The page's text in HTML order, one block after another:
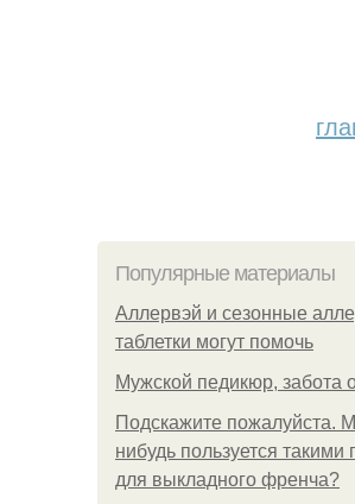
Популярные материалы
Аллервэй и сезонные
таблетки могут помочь
Мужской педикюр, забота
Подскажите пожалуйста.
нибудь пользуется такими
для выкладного френча?